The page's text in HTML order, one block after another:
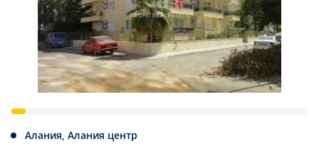
Алания, Алания центр